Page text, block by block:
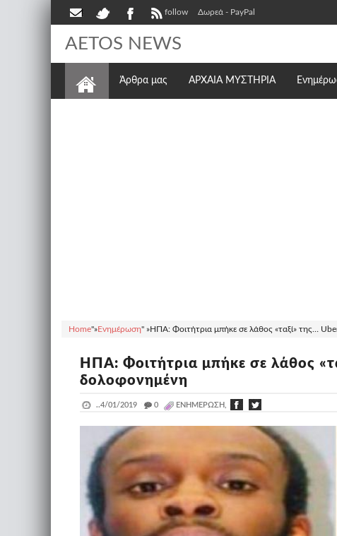
follow Δωρεά - PayPal
AETOS NEWS
Άρθρα μας ΑΡΧΑΙΑ ΜΥΣΤΗΡΙΑ
Home"»Ενημέρωση" »ΗΠΑ: Φοιτήτρια μπήκε σε λάθος «ταξί» της…
ΗΠΑ: Φοιτήτρια μπήκε σε λάθος
δολοφονημένη
..4/01/2019 _ 0 ΕΝΗΜΈΡΩΣΗ,